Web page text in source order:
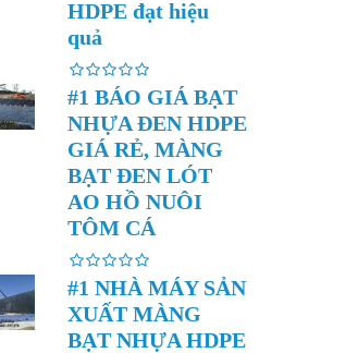
HDPE đạt hiệu
quả
#1 BÁO GIÁ BẠT
NHỰA ĐEN HDPE
GIÁ RẺ, MÀNG
BẠT ĐEN LÓT
AO HỒ NUÔI
TÔM CÁ
#1 NHÀ MÁY SẢN
XUẤT MÀNG
BẠT NHỰA HDPE